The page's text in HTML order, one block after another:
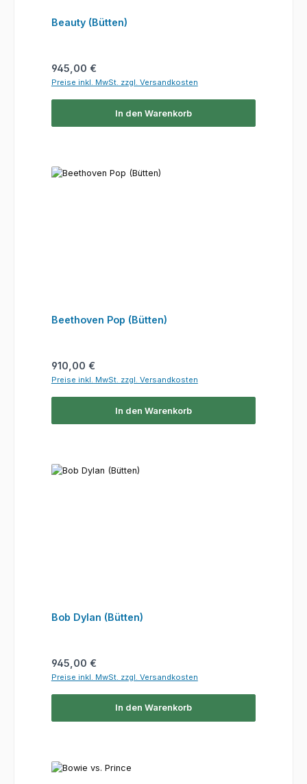
Beauty (Bütten)
Regulärer Preis:
945,00 €
Preise inkl. MwSt. zzgl. Versandkosten
In den Warenkorb
Beethoven Pop (Bütten)
Regulärer Preis:
910,00 €
Preise inkl. MwSt. zzgl. Versandkosten
In den Warenkorb
Bob Dylan (Bütten)
Regulärer Preis:
945,00 €
Preise inkl. MwSt. zzgl. Versandkosten
In den Warenkorb